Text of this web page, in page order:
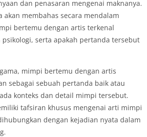
dan penasaran mengenai maknanya.
akan membahas secara mendalam
bertemu dengan artis terkenal
serta apakah pertanda tersebut
mimpi bertemu dengan artis
sebagai sebuah pertanda baik atau
konteks dan detail mimpi tersebut.
tafsiran khusus mengenai arti mimpi
dengan kejadian nyata dalam